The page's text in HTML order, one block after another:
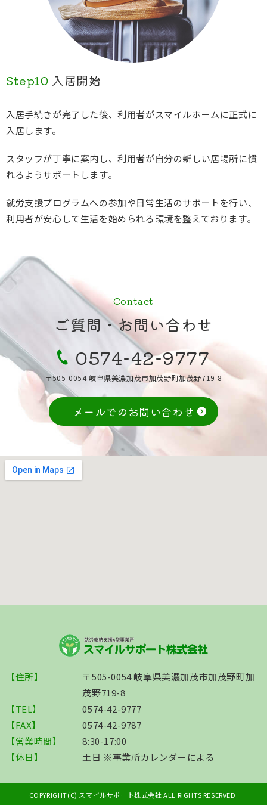
Step10 入居開始
入居手続きが完了した後、利用者がスマイルホームに正式に
入居します。
スタッフが丁寧に案内し、利用者が自分の新しい居場所に慣
れるようサポートします。
就労支援プログラムへの参加や日常生活のサポートを行い、
利用者が安心して生活を始められる環境を整えております。
Contact
ご質問・お問い合わせ
0574-42-9777
〒505-0054 岐阜県美濃加茂市加茂野町加茂野719-8
メールでのお問い合わせ
【住所】
〒505-0054 岐阜県美濃加茂市加茂野町加
茂野719-8
【TEL】
0574-42-9777
【FAX】
0574-42-9787
【営業時間】
8:30-17:00
【休日】
土日 ※事業所カレンダーによる
COPYRIGHT(C) スマイルサポート株式会社 ALL RIGHTS RESERVED.